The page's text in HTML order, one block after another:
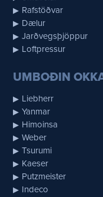
Rafstöðvar
Dælur
Jarðvegsþjöppur
Loftpressur
UMBOÐIN
Liebherr
Yanmar
Himoinsa
Weber
Tsurumi
Kaeser
Putzmeister
Indeco